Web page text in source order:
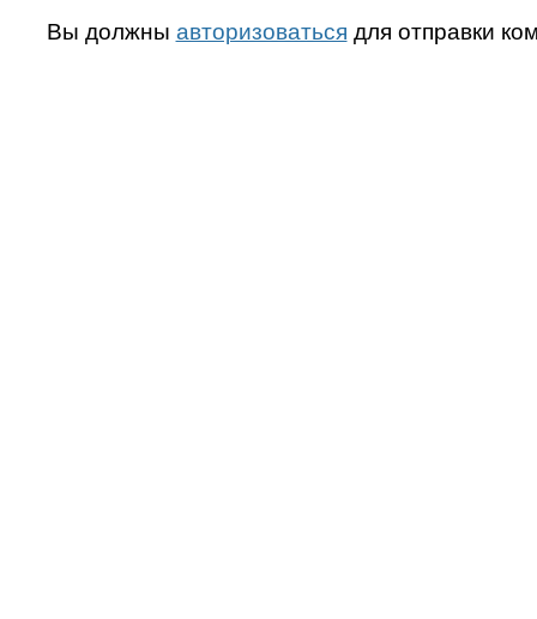
Вы должны авторизоваться для отправки